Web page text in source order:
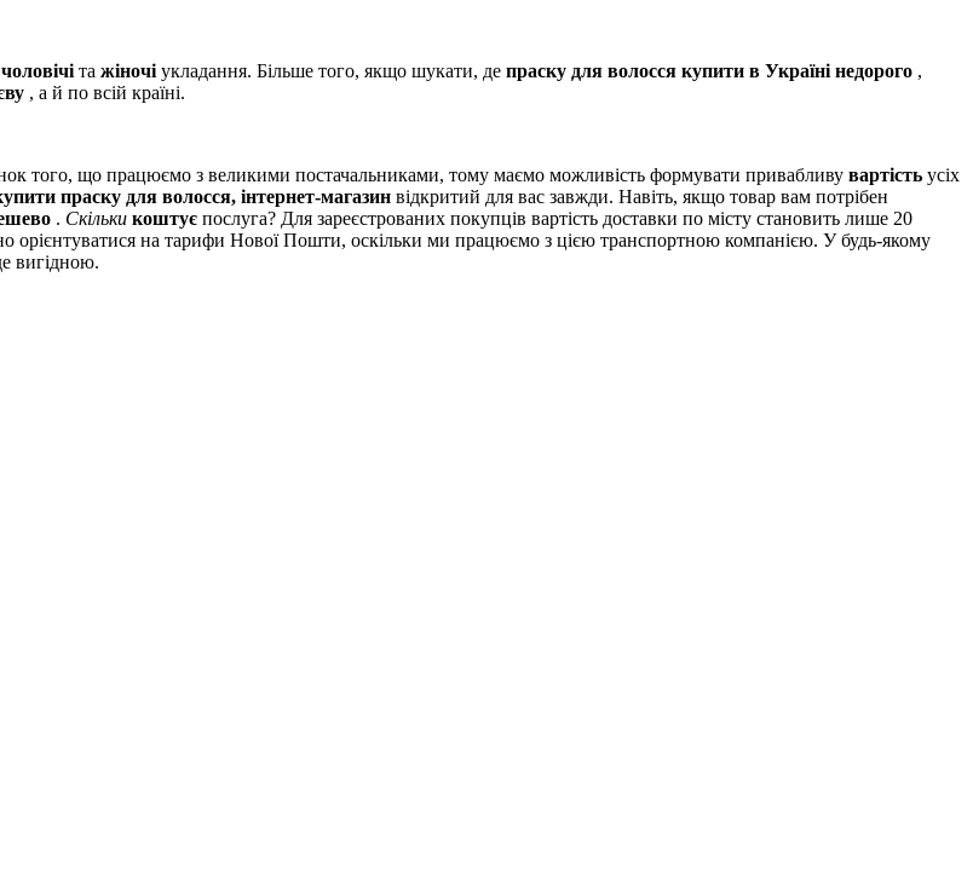
чоловічі та жіночі укладання. Більше того, якщо шукати, де праску для волосся купити в Україні недорого ,
, а й по всій країні.
того, що працюємо з великими постачальниками, тому маємо можливість формувати привабливу вартість усіх
праску для волосся, інтернет-магазин відкритий для вас завжди. Навіть, якщо товар вам потрібен
. Скільки коштує послуга? Для зареєстрованих покупців вартість доставки по місту становить лише 20
орієнтуватися на тарифи Нової Пошти, оскільки ми працюємо з цією транспортною компанією. У будь-якому
вигідною.